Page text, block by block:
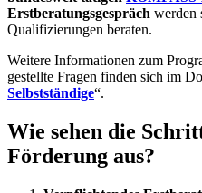
Erstberatungsgespräch werden
Qualifizierungen beraten.
Weitere Informationen zum
gestellte Fragen finden sich im
Selbstständige“.
Wie sehen die
Förderung aus?